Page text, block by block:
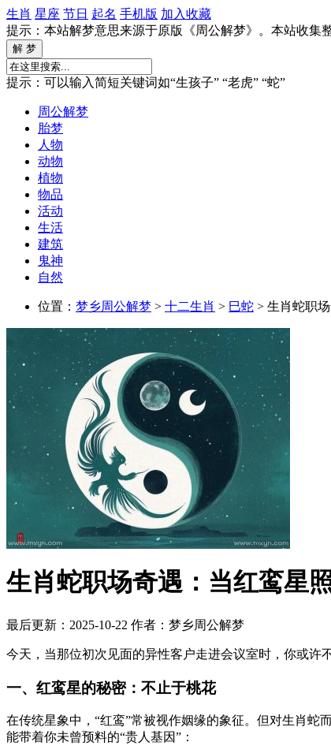
生肖 星座 节日 起名 手机版 加入收藏
提示：本站解梦意思来源于原版《周公解梦》。本站收集
提示：可以输入简短关键词如“生孩子” “老虎” “蛇”
周公解梦
胎梦
人物
动物
植物
物品
活动
生活
建筑
鬼神
自然
位置： 梦乡周公解梦 > 十二生肖 > 巳蛇 > 生肖蛇职
生肖蛇职场奇遇：当红鸾星
最后更新：2025-10-22 作者：梦乡周公解梦
今天，当那位初次见面的异性客户走进会议室时，你或
一、红鸾星的秘密：不止于桃花
在传统星象中，“红鸾”常被视作姻缘的象征。但对生肖
能带着你未曾预料的“贵人基因”：